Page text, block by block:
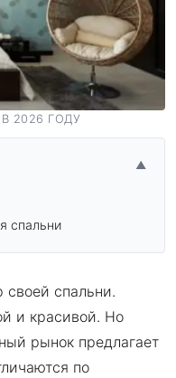
2026 ГОДУ
▲
спальни
спальни.
и красивой. Но
рынок предлагает
по